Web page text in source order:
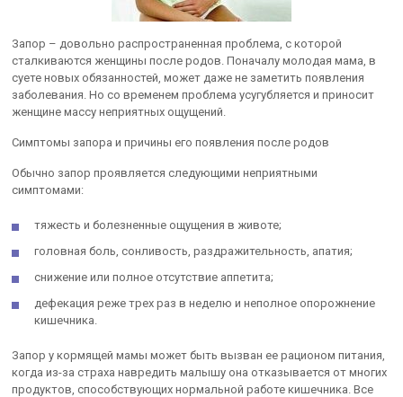
Запор – довольно распространенная проблема, с которой
сталкиваются женщины после родов. Поначалу молодая мама, в
суете новых обязанностей, может даже не заметить появления
заболевания. Но со временем проблема усугубляется и приносит
женщине массу неприятных ощущений.
Симптомы запора и причины его появления после родов
Обычно запор проявляется следующими неприятными
симптомами:
тяжесть и болезненные ощущения в животе;
головная боль, сонливость, раздражительность, апатия;
снижение или полное отсутствие аппетита;
дефекация реже трех раз в неделю и неполное опорожнение
кишечника.
Запор у кормящей мамы может быть вызван ее рационом питания,
когда из-за страха навредить малышу она отказывается от многих
продуктов, способствующих нормальной работе кишечника. Все